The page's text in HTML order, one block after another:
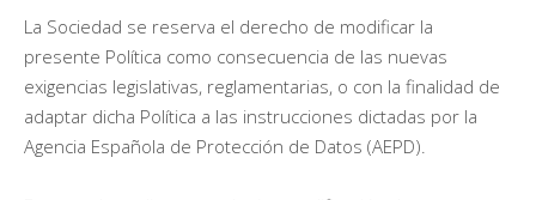
La Sociedad se reserva el derecho de modificar la
presente Política como consecuencia de las nuevas
exigencias legislativas, reglamentarias, o con la finalidad de
adaptar dicha Política a las instrucciones dictadas por la
Agencia Española de Protección de Datos (AEPD).